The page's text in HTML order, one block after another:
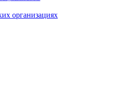
организациях